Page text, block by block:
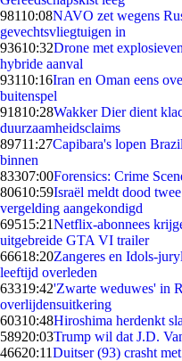
98110:08NAVO zet wegens
gevechtsvliegtuigen in
93610:32Drone met
hybride aanval
93110:16Iran en Oman eens
buitenspel
91810:28Wakker Dier dient
duurzaamheidsclaims
89711:27Capibara's lopen
binnen
83307:00Forensics: Crime
80610:59Israël meldt dood
vergelding aangekondigd
69515:21Netflix-abonnees
uitgebreide GTA VI trailer
66618:20Zangeres en Idols-
leeftijd overleden
63319:42'Zwarte weduwes' in
overlijdensuitkering
60310:48Hiroshima herdenkt
58920:03Trump wil dat J.D.
46620:11Duitser (93) crasht